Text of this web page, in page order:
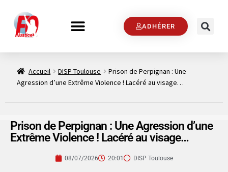
ADHÉRER
Accueil DISP Toulouse
Prison de Perpignan : Une
Agression d’une Extrême Violence ! Lacéré au visage…
Prison de Perpignan : Une Agression d’une
Extrême Violence ! Lacéré au visage…
08/07/2026 20:01 DISP Toulouse